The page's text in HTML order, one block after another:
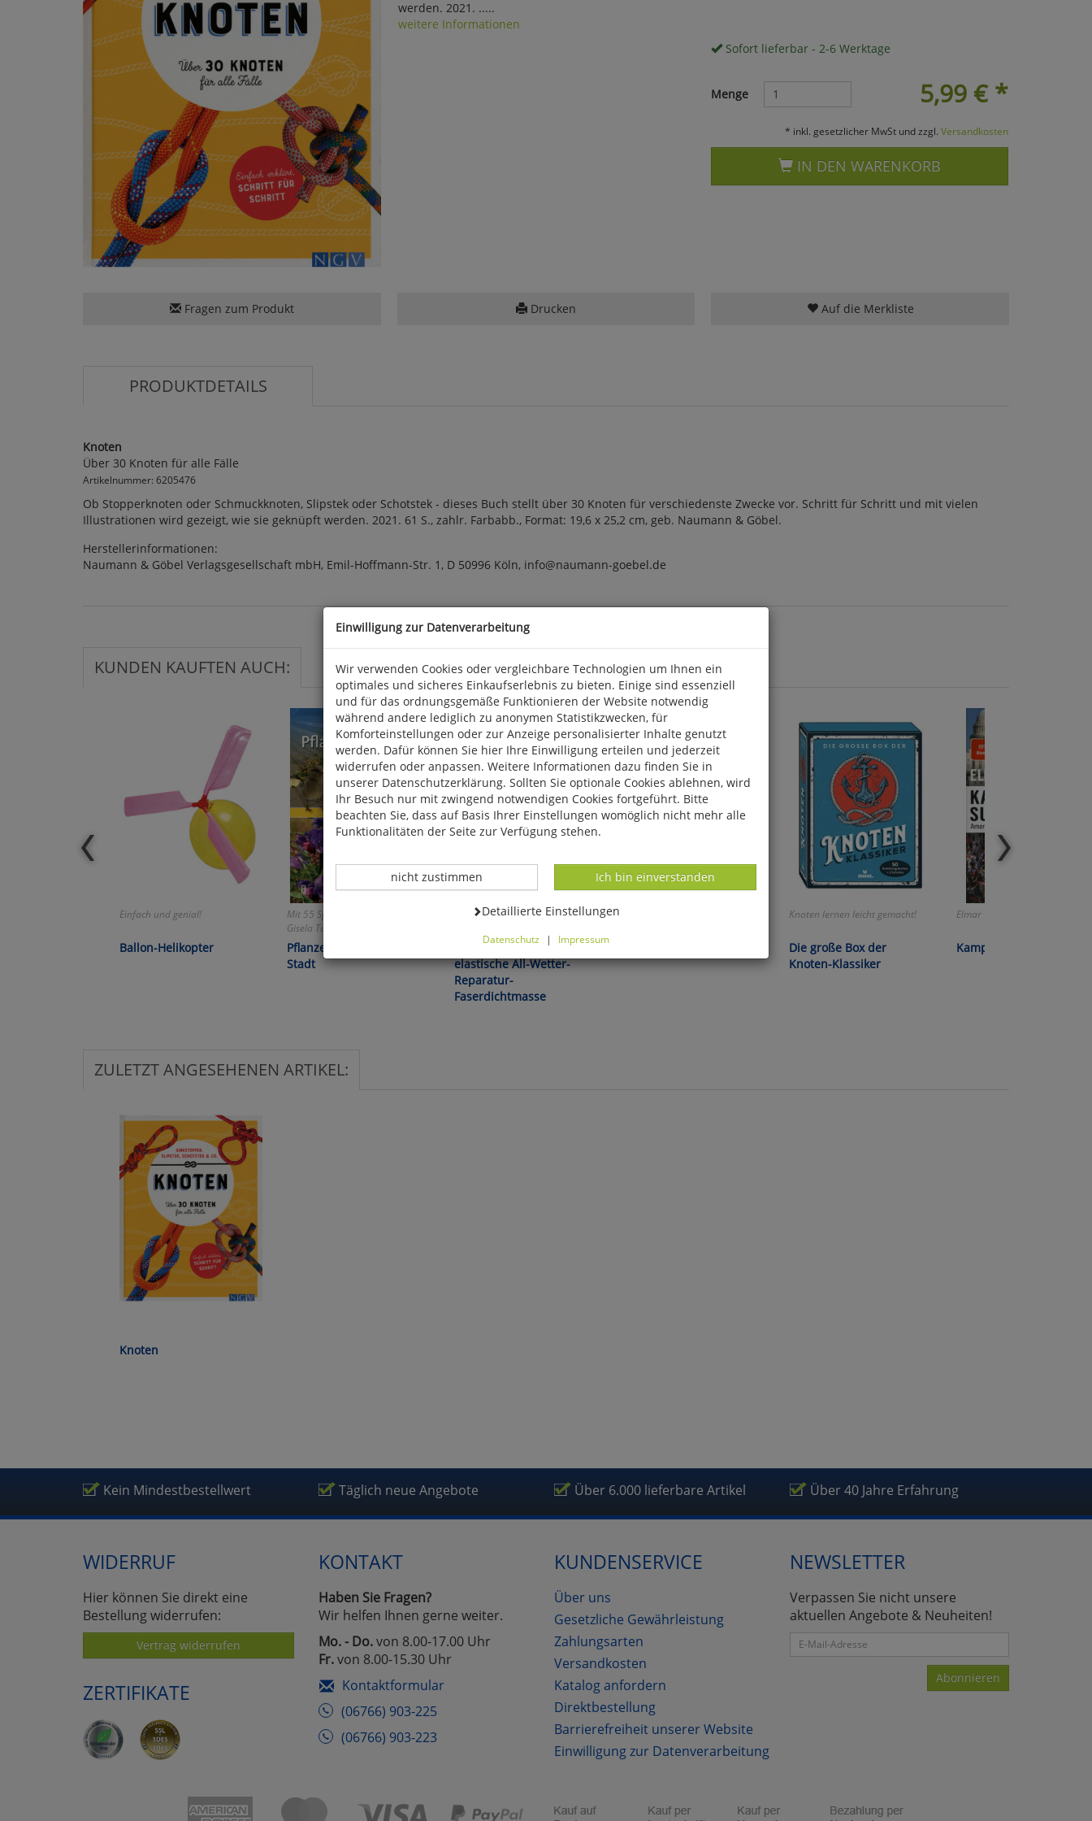
werden. 2021. .....
weitere Informationen
Sofort lieferbar - 2-6 Werktage
5,99 €*
Menge
* inkl. gesetzlicher MwSt und zzgl. Versandkosten
IN DEN WARENKORB
Fragen zum Produkt Drucken Auf die Merkliste
PRODUKTDETAILS
Knoten
Über 30 Knoten für alle Fälle
Artikelnummer: 6205476
Ob Stopperknoten oder Schmuckknoten, Slipstek oder Schotstek - dieses Buch stellt über 30 Knoten für verschiedenste Zwecke vor. Schritt für Schritt und mit vielen
Illustrationen wird gezeigt, wie sie geknüpft werden. 2021. 61 S., zahlr. Farbabb., Format: 19,6 x 25,2 cm, geb. Naumann & Göbel.
Herstellerinformationen:
Naumann & Göbel Verlagsgesellschaft mbH, Emil-Hoffmann-Str. 1, D 50996 Köln, info@naumann-goebel.de
KUNDEN KAUFTEN AUCH:
Einfach und genial!
Ballon-Helikopter
Mit 55 Spiel- und Erlebnisideen!
Gisela Tubes:
Pflanzen und Tiere in der
Stadt
Dichtet sofort - auch unter
»AQUA-DICHT« - Die
elastische All-Wetter-
Reparatur-
Faserdichtmasse
Knoten lernen leicht gemacht!
Die große Box der
Knoten-Klassiker
Elmar Thevessen:
Kampf der Supermächte
ZULETZT ANGESEHENEN ARTIKEL:
Knoten
Kein Mindestbestellwert Täglich neue Angebote Über 6.000 lieferbare Artikel Über 40 Jahre Erfahrung
WIDERRUF
Hier können Sie direkt eine
Bestellung widerrufen:
Vertrag widerrufen
ZERTIFIKATE
KONTAKT
Haben Sie Fragen?
Wir helfen Ihnen gerne weiter.
Mo. - Do.von 8.00-17.00 Uhr
Fr.von 8.00-15.30 Uhr
Kontaktformular
(06766) 903-225
(06766) 903-223
KUNDENSERVICE
Über uns
Gesetzliche Gewährleistung
Zahlungsarten
Versandkosten
Katalog anfordern
Direktbestellung
Barrierefreiheit unserer Website
Einwilligung zur Datenverarbeitung
NEWSLETTER
Verpassen Sie nicht unsere
aktuellen Angebote & Neuheiten!
Abonnieren
Einwilligung zur Datenverarbeitung
Wir verwenden Cookies oder vergleichbare Technologien um Ihnen ein
optimales und sicheres Einkaufserlebnis zu bieten. Einige sind essenziell
und für das ordnungsgemäße Funktionieren der Website notwendig
während andere lediglich zu anonymen Statistikzwecken, für
Komforteinstellungen oder zur Anzeige personalisierter Inhalte genutzt
werden. Dafür können Sie hier Ihre Einwilligung erteilen und jederzeit
widerrufen oder anpassen. Weitere Informationen dazu finden Sie in
unserer Datenschutzerklärung. Sollten Sie optionale Cookies ablehnen, wird
Ihr Besuch nur mit zwingend notwendigen Cookies fortgeführt. Bitte
beachten Sie, dass auf Basis Ihrer Einstellungen womöglich nicht mehr alle
Funktionalitäten der Seite zur Verfügung stehen.
Datenverarbeitung -
Ich bin einverstanden
Datenverarbeitung -
nicht zustimmen
Datenverarbeitung -
Detaillierte Einstellungen
Datenschutz | Impressum
Cookies ablehnen, wird Ihr Besuch nur mit zwingend notwendigen Cookies
fortgeführt. Bitte beachten Sie, dass auf Basis Ihrer Einstellungen womöglich
nicht mehr alle Funktionalitäten der Seite zur Verfügung stehen.